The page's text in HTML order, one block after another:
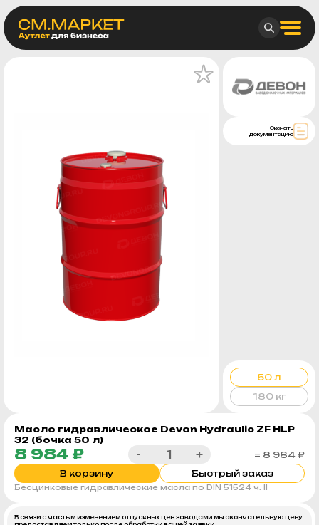
Масло гидравлическое Devon Hydraulic ZF HLP
32 (бочка 50 л)
8 984 ₽ - +
= 8 984 ₽
В корзину
Быстрый заказ
Бесцинковые гидравлические масла по DIN 51524 ч. II
Скачать
документацию
50 л
180 кг
В связи с частым изменением отпускных цен заводами мы окончательную цену